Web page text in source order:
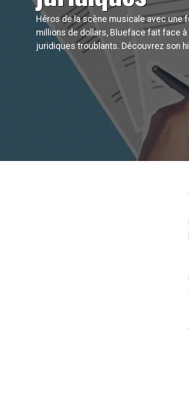
Héros de la scène musicale avec une
millions de dollars, Blueface fait face
juridiques troublants. Découvrez son